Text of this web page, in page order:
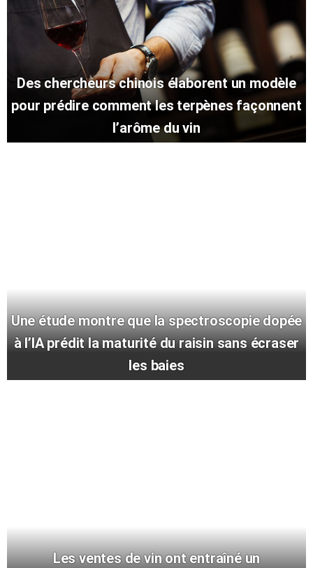
Des chercheurs chinois élaborent un modèle
pour prédire comment les terpènes façonnent
l’arôme du vin
Une étude montre que la spectroscopie dopée
à l’IA prédit la maturité du raisin sans écraser
les baies
Les ventes de vin ont entraîné un